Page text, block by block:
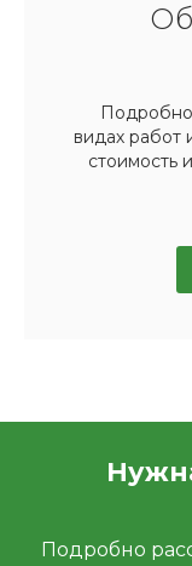
Подробно
видах работ
стоимость
Подробно